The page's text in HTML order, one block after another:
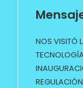
NOS VISITÓ